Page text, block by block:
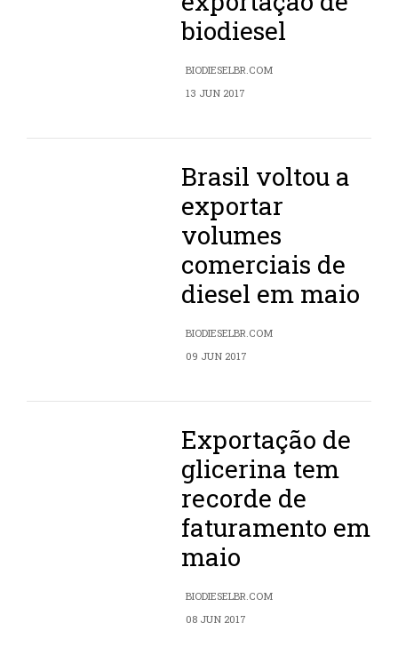
biodiesel
BIODIESELBR.COM
13 JUN 2017
Brasil voltou a
exportar
volumes
comerciais de
diesel em maio
BIODIESELBR.COM
09 JUN 2017
Exportação de
glicerina tem
recorde de
faturamento em
maio
BIODIESELBR.COM
08 JUN 2017